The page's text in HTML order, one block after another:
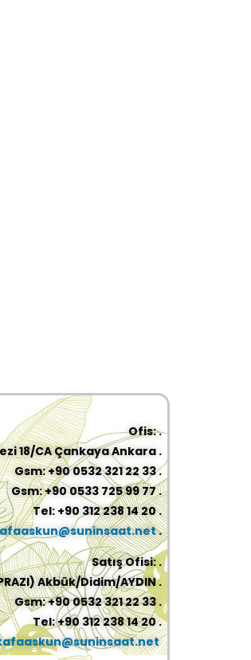
Ofis: .
18/CA Çankaya Ankara .
Gsm: +90 0532 321 22 33 .
Gsm: +90 0533 725 99 77 .
Tel: +90 312 238 14 20 .
.
Satış Ofisi: .
Akbük/Didim/AYDIN .
Gsm: +90 0532 321 22 33 .
Tel: +90 312 238 14 20 .